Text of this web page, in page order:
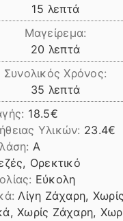
15 λεπτά
λεπτά
Μαγείρεμα:
20 λεπτά
λεπτά
Συνολικός Χρόνος:
35 λεπτά
λεπτά
18.5€
Υλικών: 23.4
A
Ορεκτικό
Εύκολη
Λίγη Ζάχαρη, Χωρίς
Χωρίς Ζάχαρη,